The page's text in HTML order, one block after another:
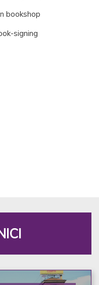
bookshop
signing